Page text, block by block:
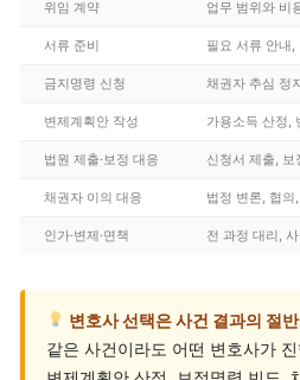
위임 계약 업무 범위와 비
서류 준비 필요 서류 안내,
금지명령 신청 채권자 추심 정
변제계획안 작성 가용소득 산정,
법원 제출·보정 대응 신청서 제출, 보
채권자 이의 대응 법정 변론, 협의
인가·변제·면책 전 과정 대리,
변호사 선택은 사건 결과의 절
같은 사건이라도 어떤 변호사가